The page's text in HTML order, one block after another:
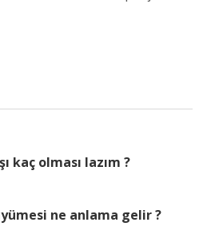
kaç olması lazım ?
ne anlama gelir ?